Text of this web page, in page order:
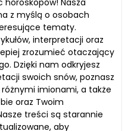
Nasza
z myślą o osobach
tematy.
interpretacji oraz
zrozumieć otaczający
Dzięki nam odkryjesz
swoich snów, poznasz
imionami, a także
oraz Twoim
treści są starannie
aby